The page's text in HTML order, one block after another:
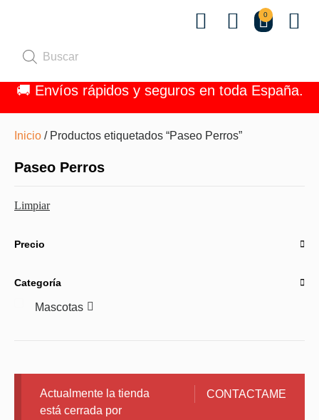
0
🚚 Envíos rápidos y seguros en toda España.
Inicio / Productos etiquetados “Paseo Perros”
Paseo Perros
Limpiar
Precio
Categoría
Mascotas
CONTACTAME
Actualmente la tienda
está cerrada por